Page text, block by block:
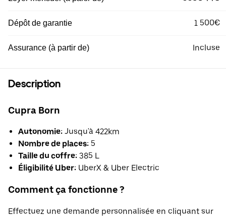
Dépôt de garantie 1 500€
Assurance (à partir de) Incluse
Description
Cupra Born
Autonomie: Jusqu'à 422km
Nombre de places: 5
Taille du coffre: 385 L
Éligibilité Uber: UberX & Uber Electric
Comment ça fonctionne ?
Effectuez une demande personnalisée en cliquant sur